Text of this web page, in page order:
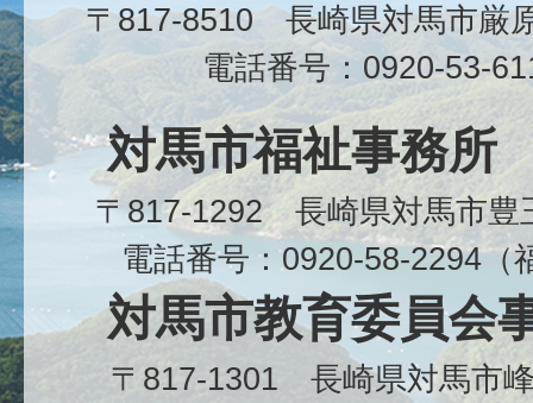
〒817-8510 長崎県対馬市
電話番号：0920-53-
対馬市福祉事務所
〒817-1292 長崎県対馬市
電話番号：0920-58-2294（
対馬市教育委員会
〒817-1301 長崎県対馬市